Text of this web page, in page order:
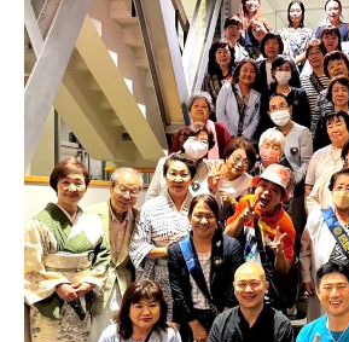
国際ソロプチミ
アメリカ
SIA
日本北リジョン
JAPAN KITA
リンク